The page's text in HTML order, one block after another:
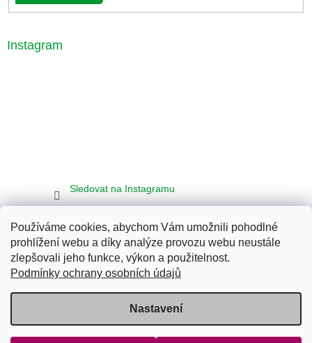
Používáme cookies, abychom Vám umožnili pohodlné
prohlížení webu a díky analýze provozu webu neustále
zlepšovali jeho funkce, výkon a použitelnost.
Podmínky ochrany osobních údajů
Nastavení
Instagram
Sledovat na Instagramu
Seznam Google Bing
Vytvořil Shoptet
Copyright 2026Klub Energy Tábor. Všechna práva vyhrazena.